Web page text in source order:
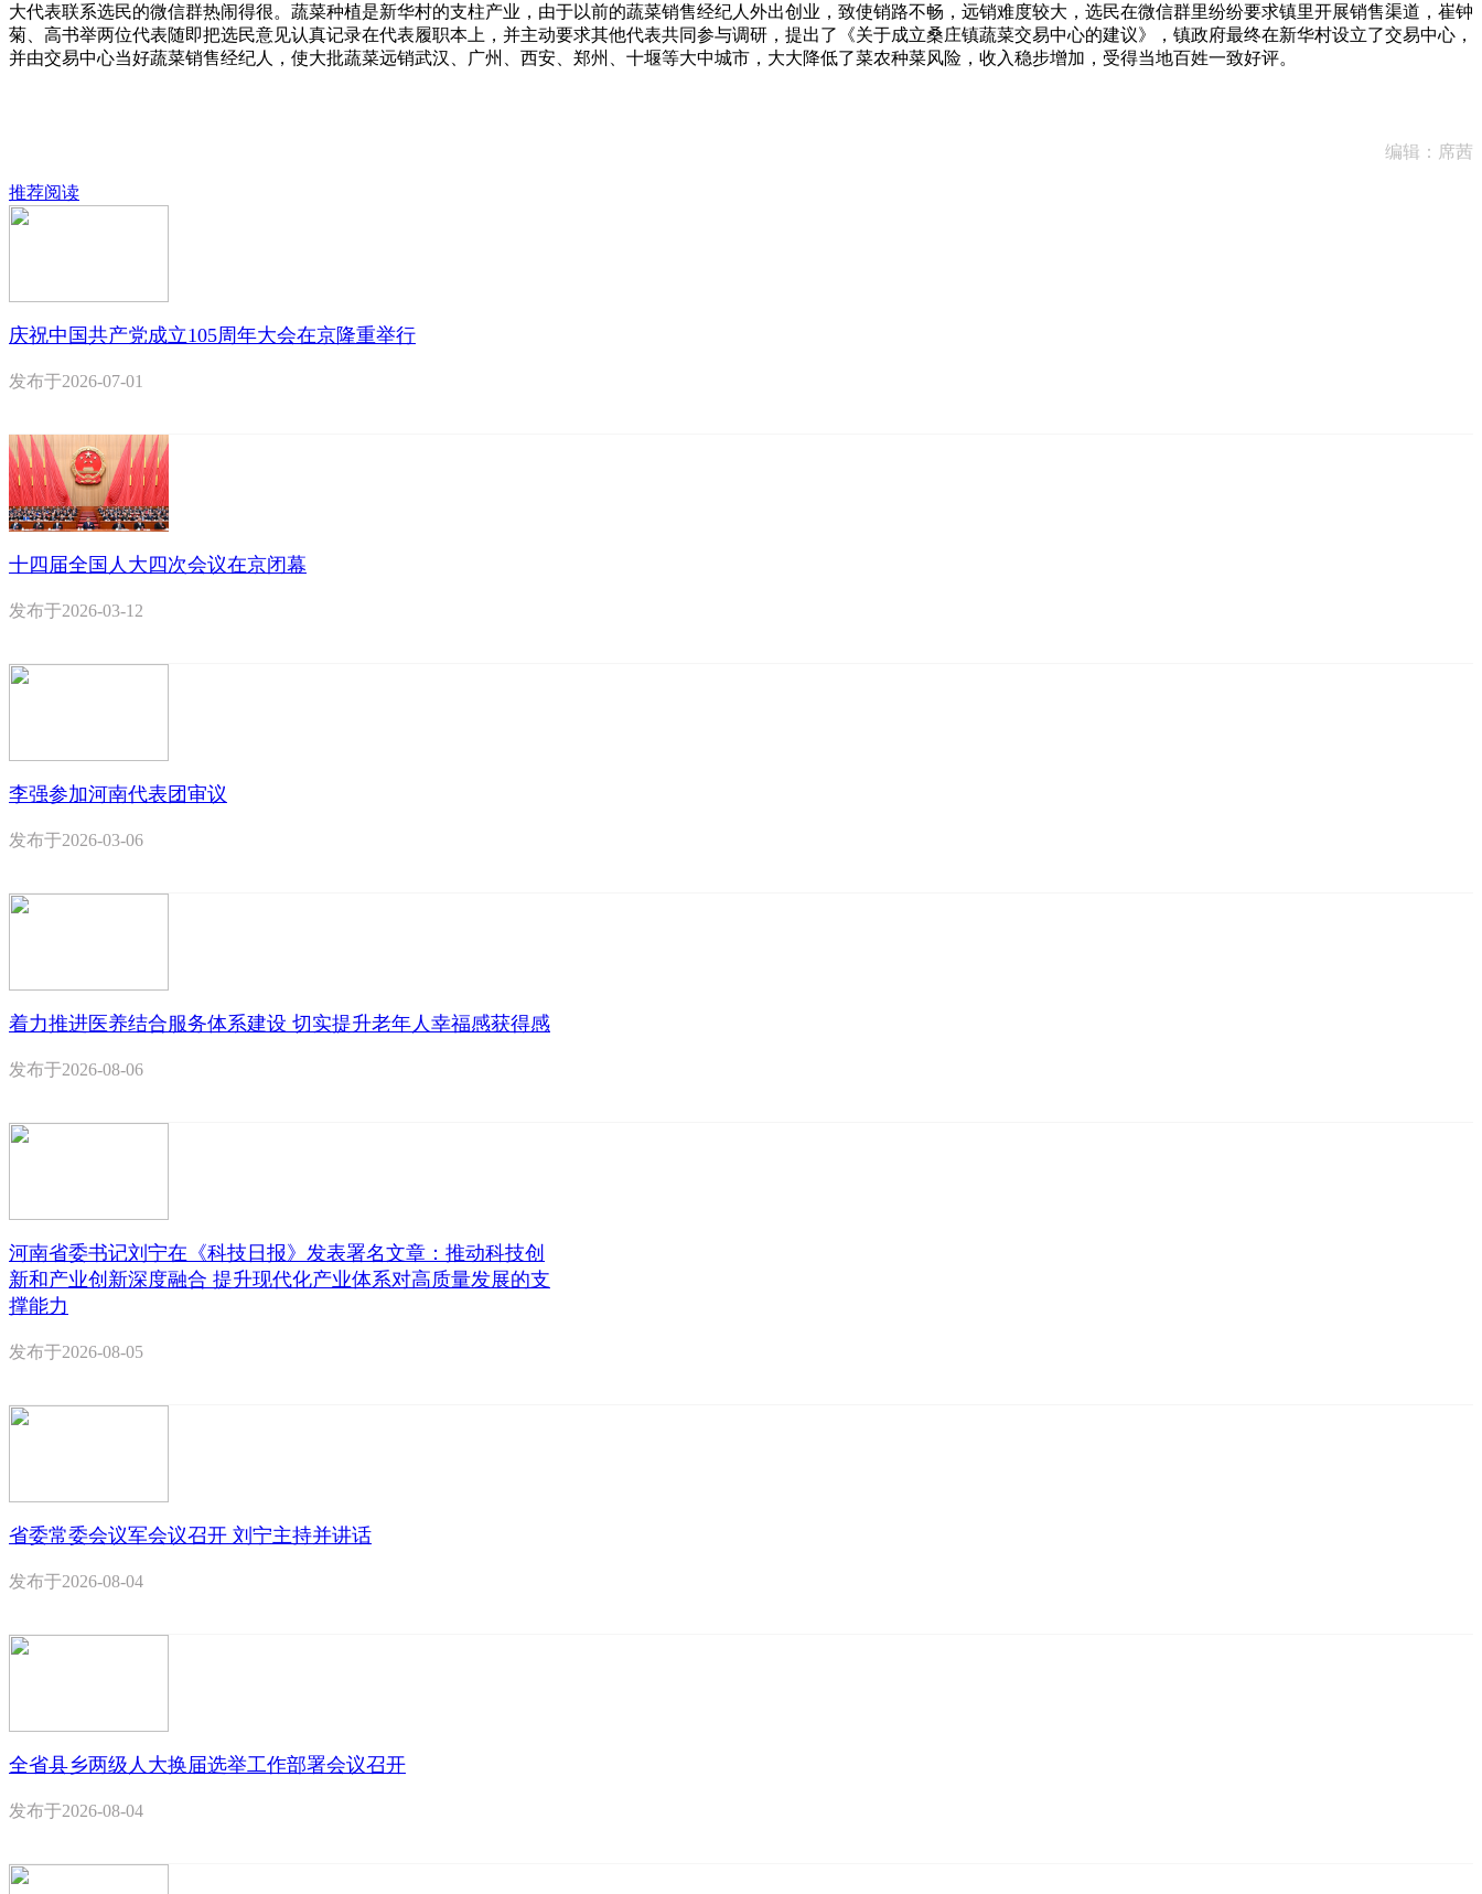
大代表联系选民的微信群热闹得很。蔬菜种植是新华村的支柱产业，由于以前的蔬菜销售经纪人外出创业，致使销路不畅，远销难度较大，选民在微信群里纷纷要求镇里开展销售渠道，崔钟
菊、高书举两位代表随即把选民意见认真记录在代表履职本上，并主动要求其他代表共同参与调研，提出了《关于成立桑庄镇蔬菜交易中心的建议》，镇政府最终在新华村设立了交易中心，
并由交易中心当好蔬菜销售经纪人，使大批蔬菜远销武汉、广州、西安、郑州、十堰等大中城市，大大降低了菜农种菜风险，收入稳步增加，受得当地百姓一致好评。
编辑：席茜
推荐阅读
庆祝中国共产党成立105周年大会在京隆重举行
发布于2026-07-01
十四届全国人大四次会议在京闭幕
发布于2026-03-12
李强参加河南代表团审议
发布于2026-03-06
着力推进医养结合服务体系建设 切实提升老年人幸福感获得感
发布于2026-08-06
河南省委书记刘宁在《科技日报》发表署名文章：推动科技创
新和产业创新深度融合 提升现代化产业体系对高质量发展的支
撑能力
发布于2026-08-05
省委常委会议军会议召开 刘宁主持并讲话
发布于2026-08-04
全省县乡两级人大换届选举工作部署会议召开
发布于2026-08-04